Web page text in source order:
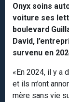
Onyx soins
voiture ses
boulevard
David,
survenu en
«En 2024, il y a
et ils m’ont
mère sans vie